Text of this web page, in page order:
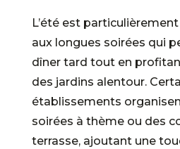
L’été est
aux longues soirées qui
dîner tard tout en
des jardins alentour.
établissements
soirées à thème ou des
terrasse, ajoutant une